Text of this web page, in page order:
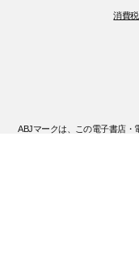
消費
ABJマークは、この電子書店・